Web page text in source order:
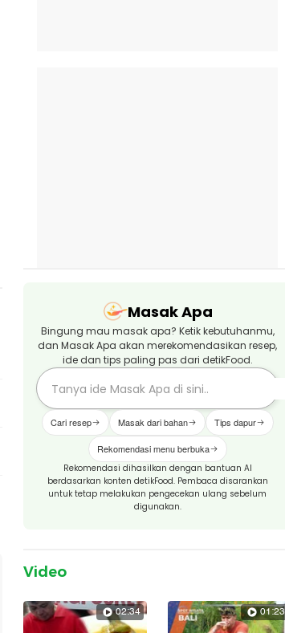
Masak Apa
Bingung mau masak apa? Ketik kebutuhanmu,
dan Masak Apa akan merekomendasikan resep,
ide dan tips paling pas dari detikFood.
Cari resep Masak dari bahan Tips dapur
Rekomendasi menu berbuka
Rekomendasi dihasilkan dengan bantuan AI
berdasarkan konten detikFood. Pembaca disarankan
untuk tetap melakukan pengecekan ulang sebelum
digunakan.
Video
02:34 01:23